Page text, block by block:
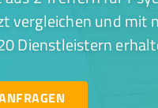
vergleichen und mit
Dienstleistern